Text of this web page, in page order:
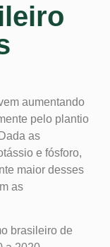
aumentando
pelo plantio
as
e fósforo,
maior desses
as
brasileiro de